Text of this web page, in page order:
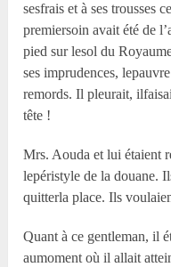
sesfrais et à ses trousses
premiersoin avait été de
pied sur lesol du
ses imprudences,
remords. Il pleurait,
tête !
Mrs. Aouda et lui étaient
lepéristyle de la douane.
quitterla place. Ils
Quant à ce gentleman, il
aumoment où il allait